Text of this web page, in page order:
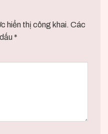
hiển thị công khai. Các
*